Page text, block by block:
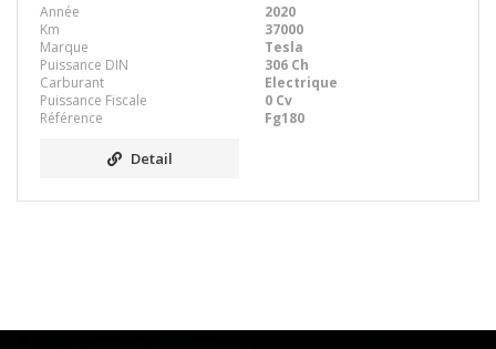
Année
2020
Km
37000
Marque
Tesla
Puissance DIN
306 Ch
Carburant
Electrique
Puissance Fiscale
0 Cv
Référence
Fg180
Detail